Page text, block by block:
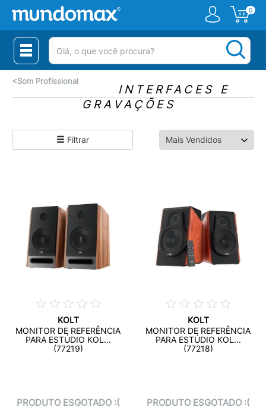
0
(pesquisar)
<Som Profissional
INTERFACES E
GRAVAÇÕES
Filtrar
KOLT
MONITOR DE REFERÊNCIA
PARA ESTÚDIO KOL...
(77219)
PRODUTO ESGOTADO :(
KOLT
MONITOR DE REFERÊNCIA
PARA ESTÚDIO KOL...
(77218)
PRODUTO ESGOTADO :(